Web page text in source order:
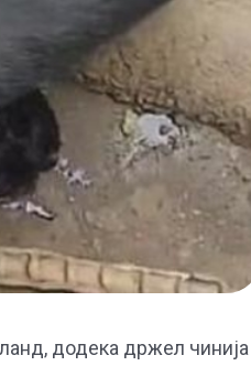
додека држел чинија